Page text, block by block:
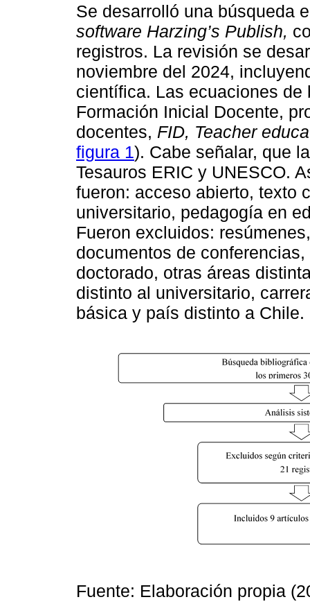
Se desarrolló una búsqueda
software Harzing’s Publish,
registros. La revisión se
noviembre del 2024,
científica. Las ecuaciones
Formación Inicial Docente,
docentes, FID, Teacher
figura 1). Cabe señalar, que
Tesauros ERIC y UNESCO.
fueron: acceso abierto, texto
universitario, pedagogía en
Fueron excluidos:
documentos de
doctorado, otras áreas
distinto al universitario,
básica y país distinto a Chile.
Fuente: Elaboración propia